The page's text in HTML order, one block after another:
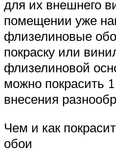
для их внешнего
помещении уже
флизелиновые
покраску или
флизелиновой
можно покрасить
внесения
Чем и как
обои